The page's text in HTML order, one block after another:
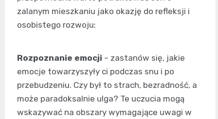
zalanym mieszkaniu jako okazję do refleksji i
osobistego rozwoju:
Rozpoznanie emocji – zastanów się, jakie
emocje towarzyszyły ci podczas snu i po
przebudzeniu. Czy był to strach, bezradność, a
może paradoksalnie ulga? Te uczucia mogą
wskazywać na obszary wymagające uwagi w